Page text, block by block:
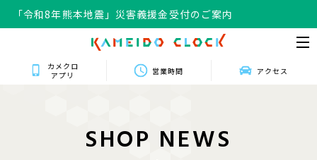
「令和8年熊本地震」災害義援金受付のご案内
カメクロ
アプリ
営業時間 アクセス
SHOP NEWS